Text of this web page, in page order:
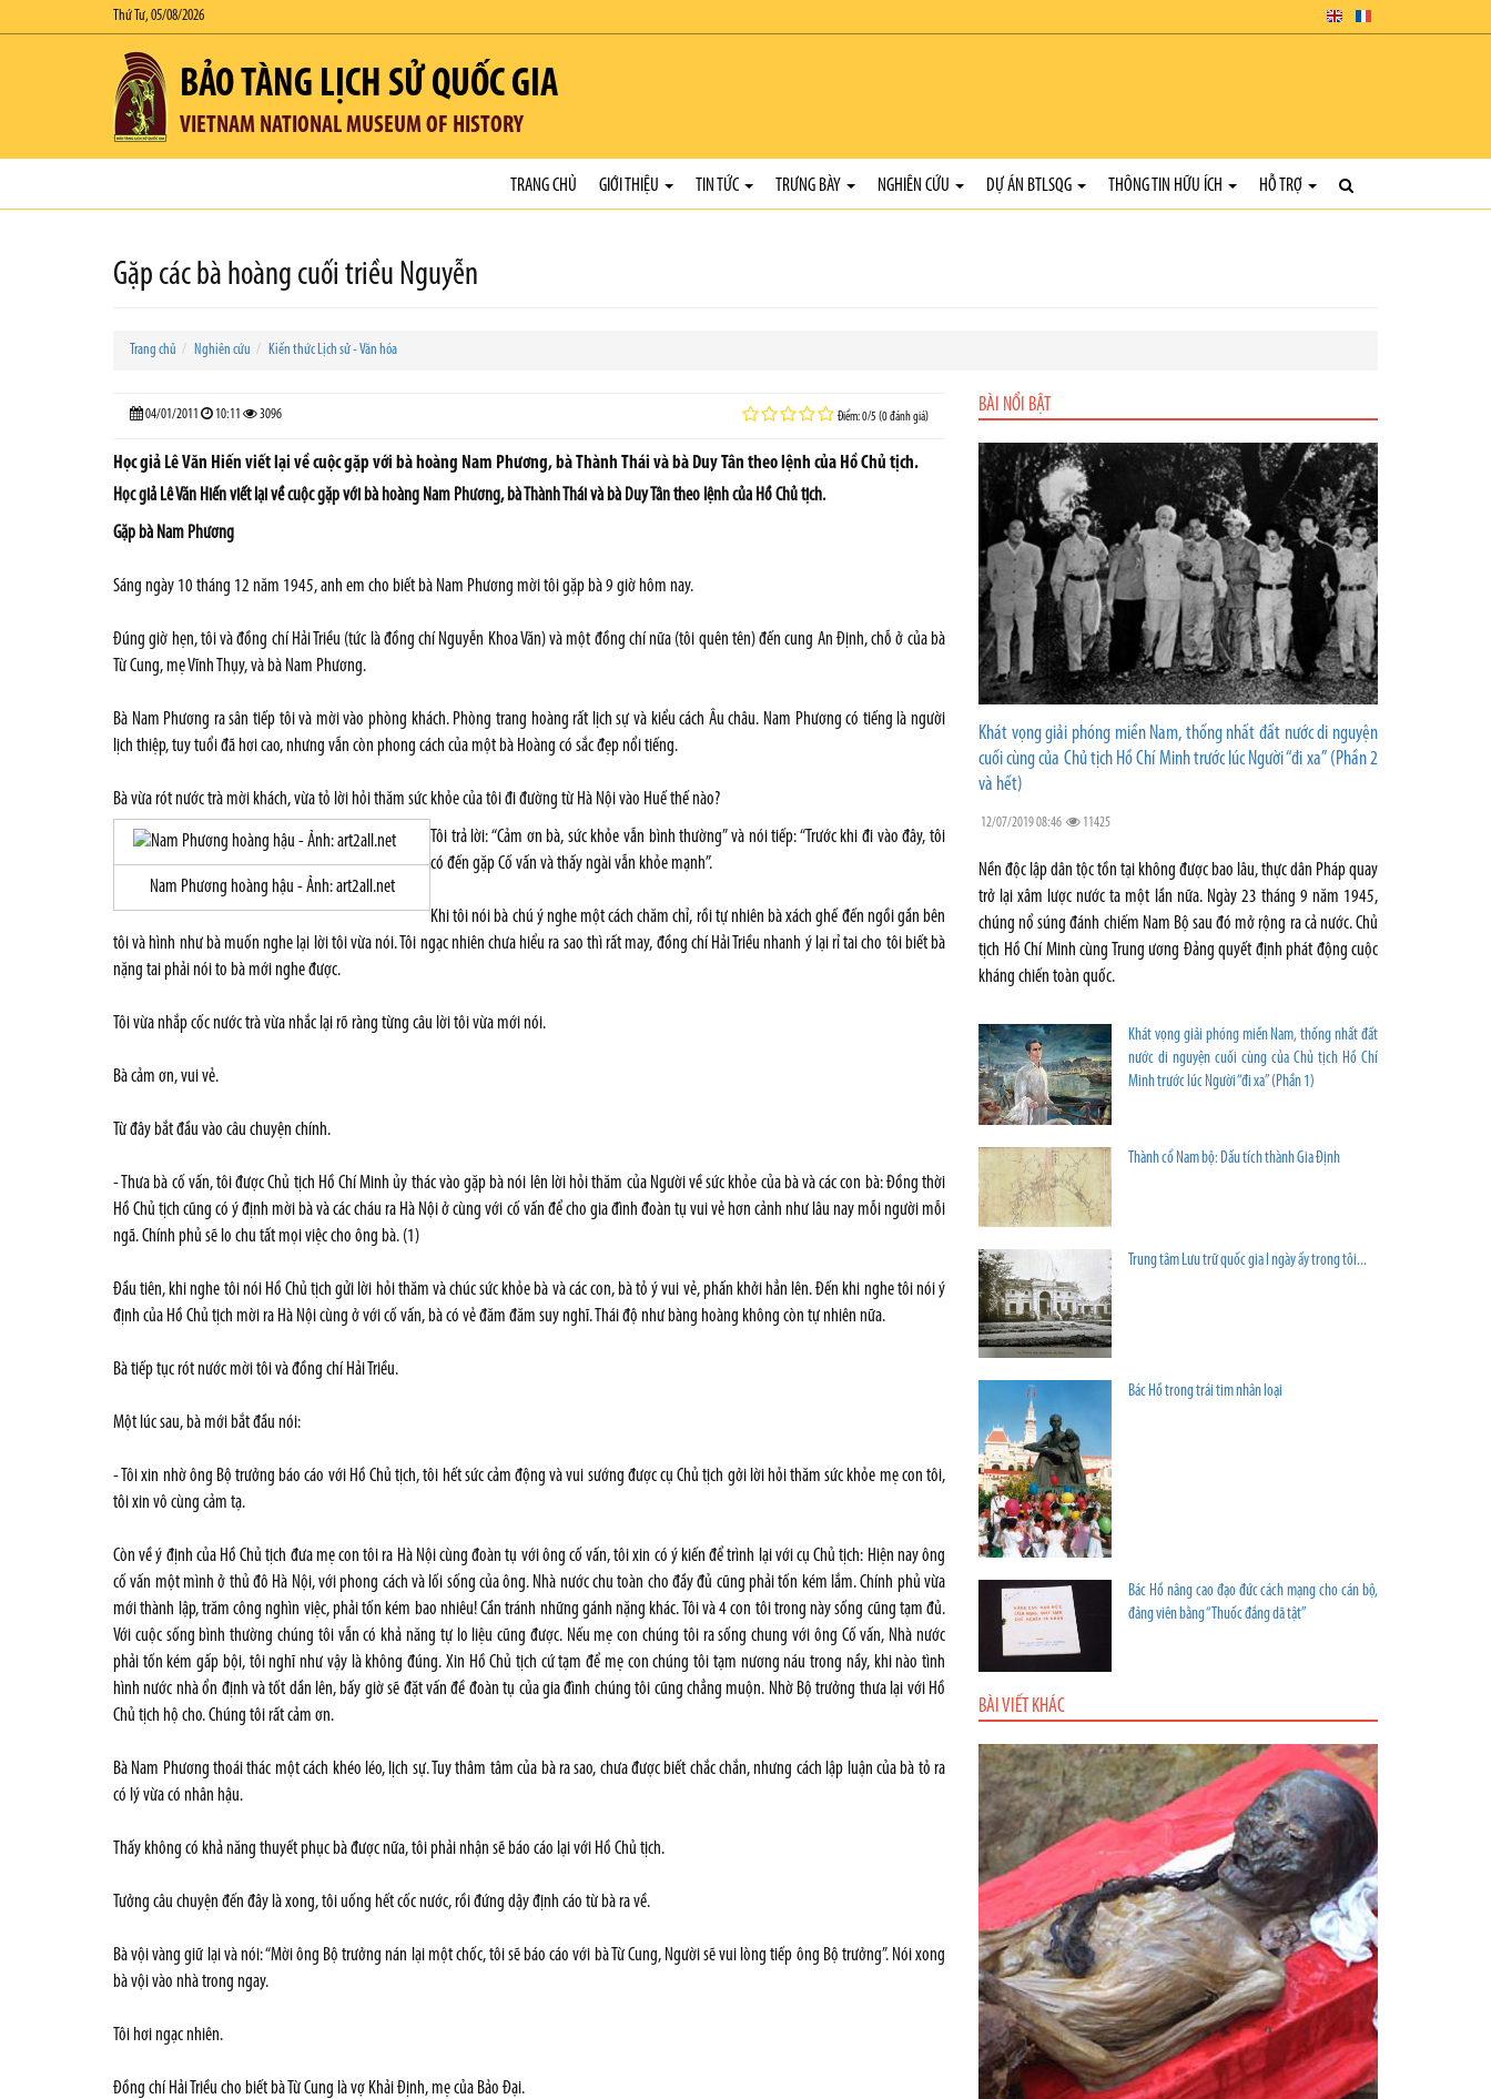
Thứ Tư, 05/08/2026
BẢO TÀNG LỊCH SỬ QUỐC GIA
VIETNAM NATIONAL MUSEUM OF HISTORY
TRANG CHỦ GIỚI THIỆU TIN TỨC TRƯNG BÀY NGHIÊN CỨU DỰ ÁN BTLSQG THÔNG TIN HỮU ÍCH HỖ TRỢ
Gặp các bà hoàng cuối triều Nguyễn
Trang chủ Nghiên cứu Kiến thức Lịch sử - Văn hóa
04/01/2011 10:11 3096 Điểm: 0/5 (0 đánh giá)
Học giả Lê Văn Hiến viết lại về cuộc gặp với bà hoàng Nam Phương, bà Thành Thái và bà Duy Tân theo lệnh của Hồ Chủ tịch.
Học giả Lê Văn Hiến viết lại về cuộc gặp với bà hoàng Nam Phương, bà Thành Thái và bà Duy Tântheo lệnh của Hồ Chủ tịch.
Gặp bà Nam Phương
Sáng ngày 10 tháng 12 năm 1945, anh em cho biết bà Nam Phương mời tôi gặp bà 9 giờ hôm nay.
Đúng giờ hẹn, tôi và đồng chí Hải Triều (tức là đồng chí Nguyễn Khoa Văn) và một đồng chí nữa (tôi quên tên) đến cung An Định, chỗ ở của bà
Từ Cung, mẹ Vĩnh Thụy, và bà Nam Phương.
Bà Nam Phương ra sân tiếp tôi và mời vào phòng khách. Phòng trang hoàng rất lịch sự và kiểu cách Âu châu. Nam Phương có tiếng là người
lịch thiệp, tuy tuổi đã hơi cao, nhưng vẫn còn phong cách của một bà Hoàng có sắc đẹp nổi tiếng.
Bà vừa rót nước trà mời khách, vừa tỏ lời hỏi thăm sức khỏe của tôi đi đường từ Hà Nội vào Huế thế nào?
Nam Phương hoàng hậu - Ảnh: art2all.net
Tôi trả lời: “Cảm ơn bà, sức khỏe vẫn bình thường” và nói tiếp: “Trước khi đi vào đây, tôi
có đến gặp Cố vấn và thấy ngài vẫn khỏe mạnh”.
Khi tôi nói bà chú ý nghe một cách chăm chỉ, rồi tự nhiên bà xách ghế đến ngồi gần bên
tôi và hình như bà muốn nghe lại lời tôi vừa nói. Tôi ngạc nhiên chưa hiểu ra sao thì rất may, đồng chí Hải Triều nhanh ý lại rỉ tai cho tôi biết bà
nặng tai phải nói to bà mới nghe được.
Tôi vừa nhắp cốc nước trà vừa nhắc lại rõ ràng từng câu lời tôi vừa mới nói.
Bà cảm ơn, vui vẻ.
Từ đây bắt đầu vào câu chuyện chính.
- Thưa bà cố vấn, tôi được Chủ tịch Hồ Chí Minh ủy thác vào gặp bà nói lên lời hỏi thăm của Người về sức khỏe của bà và các con bà: Đồng thời
Hồ Chủ tịch cũng có ý định mời bà và các cháu ra Hà Nội ở cùng với cố vấn để cho gia đình đoàn tụ vui vẻ hơn cảnh như lâu nay mỗi người mỗi
ngã. Chính phủ sẽ lo chu tất mọi việc cho ông bà. (1)
Đầu tiên, khi nghe tôi nói Hồ Chủ tịch gửi lời hỏi thăm và chúc sức khỏe bà và các con, bà tỏ ý vui vẻ, phấn khởi hẳn lên. Đến khi nghe tôi nói ý
định của Hồ Chủ tịch mời ra Hà Nội cùng ở với cố vấn, bà có vẻ đăm đăm suy nghĩ. Thái độ như bàng hoàng không còn tự nhiên nữa.
Bà tiếp tục rót nước mời tôi và đồng chí Hải Triều.
Một lúc sau, bà mới bắt đầu nói:
- Tôi xin nhờ ông Bộ trưởng báo cáo với Hồ Chủ tịch, tôi hết sức cảm động và vui sướng được cụ Chủ tịch gởi lời hỏi thăm sức khỏe mẹ con tôi,
tôi xin vô cùng cảm tạ.
Còn về ý định của Hồ Chủ tịch đưa mẹ con tôi ra Hà Nội cùng đoàn tụ với ông cố vấn, tôi xin có ý kiến để trình lại với cụ Chủ tịch: Hiện nay ông
cố vấn một mình ở thủ đô Hà Nội, với phong cách và lối sống của ông. Nhà nước chu toàn cho đầy đủ cũng phải tốn kém lắm. Chính phủ vừa
mới thành lập, trăm công nghìn việc, phải tốn kém bao nhiêu! Cần tránh những gánh nặng khác. Tôi và 4 con tôi trong này sống cũng tạm đủ.
Với cuộc sống bình thường chúng tôi vẫn có khả năng tự lo liệu cũng được. Nếu mẹ con chúng tôi ra sống chung với ông Cố vấn, Nhà nước
phải tốn kém gấp bội, tôi nghĩ như vậy là không đúng. Xin Hồ Chủ tịch cứ tạm để mẹ con chúng tôi tạm nương náu trong nầy, khi nào tình
hình nước nhà ổn định và tốt dần lên, bấy giờ sẽ đặt vấn đề đoàn tụ của gia đình chúng tôi cũng chẳng muộn. Nhờ Bộ trưởng thưa lại với Hồ
Chủ tịch hộ cho. Chúng tôi rất cảm ơn.
Bà Nam Phương thoái thác một cách khéo léo, lịch sự. Tuy thâm tâm của bà ra sao, chưa được biết chắc chắn, nhưng cách lập luận của bà tỏ ra
có lý vừa có nhân hậu.
Thấy không có khả năng thuyết phục bà được nữa, tôi phải nhận sẽ báo cáo lại với Hồ Chủ tịch.
Tưởng câu chuyện đến đây là xong, tôi uống hết cốc nước, rồi đứng dậy định cáo từ bà ra về.
Bà vội vàng giữ lại và nói: “Mời ông Bộ trưởng nán lại một chốc, tôi sẽ báo cáo với bà Từ Cung, Người sẽ vui lòng tiếp ông Bộ trưởng”. Nói xong
bà vội vào nhà trong ngay.
Tôi hơi ngạc nhiên.
Đồng chí Hải Triều cho biết bà Từ Cung là vợ Khải Định, mẹ của Bảo Đại.
BÀI NỔI BẬT
Khát vọng giải phóng miền Nam, thống nhất đất nước di nguyện
cuối cùng của Chủ tịch Hồ Chí Minh trước lúc Người “đi xa” (Phần 2
và hết)
12/07/2019 08:46 11425
Nền độc lập dân tộc tồn tại không được bao lâu, thực dân Pháp quay
trở lại xâm lược nước ta một lần nữa. Ngày 23 tháng 9 năm 1945,
chúng nổ súng đánh chiếm Nam Bộ sau đó mở rộng ra cả nước. Chủ
tịch Hồ Chí Minh cùng Trung ương Đảng quyết định phát động cuộc
kháng chiến toàn quốc.
Khát vọng giải phóng miền Nam, thống nhất đất
nước di nguyện cuối cùng của Chủ tịch Hồ Chí
Minh trước lúc Người “đi xa” (Phần 1)
Thành cổ Nam bộ: Dấu tích thành Gia Định
Trung tâm Lưu trữ quốc gia I ngày ấy trong tôi...
Bác Hồ trong trái tim nhân loại
Bác Hồ nâng cao đạo đức cách mạng cho cán bộ,
đảng viên bằng “Thuốc đắng dã tật”
BÀI VIẾT KHÁC